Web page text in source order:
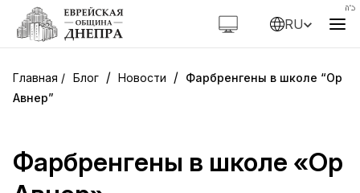
RU
Блог / Новости / Фарбренгены в школе “Ор
Авнер”
Фарбренгены в школе «Ор